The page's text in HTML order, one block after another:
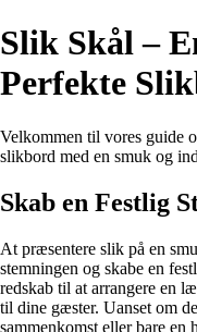
Slik Skål –
Perfekte
Velkommen til vores guide
slikbord med en smuk og
Skab en Festlig
At præsentere slik på en
stemningen og skabe en
redskab til at arrangere en
til dine gæster. Uanset om
sammenkomst eller bare en